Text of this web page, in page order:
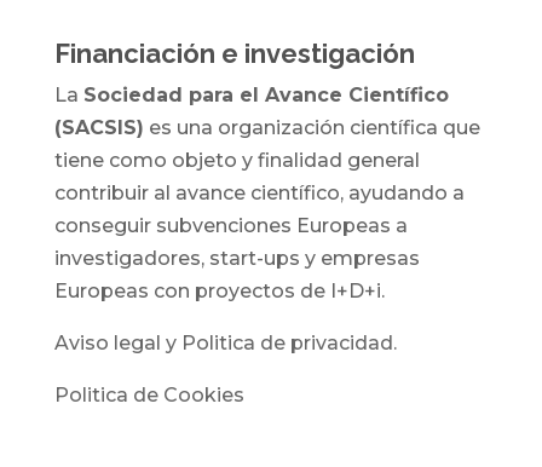
Financiación e investigación
La Sociedad para el Avance Científico
(SACSIS) es una organización científica que
tiene como objeto y finalidad general
contribuir al avance científico, ayudando a
conseguir subvenciones Europeas a
investigadores, start-ups y empresas
Europeas con proyectos de I+D+i.
Aviso legal y Politica de privacidad.
Politica de Cookies